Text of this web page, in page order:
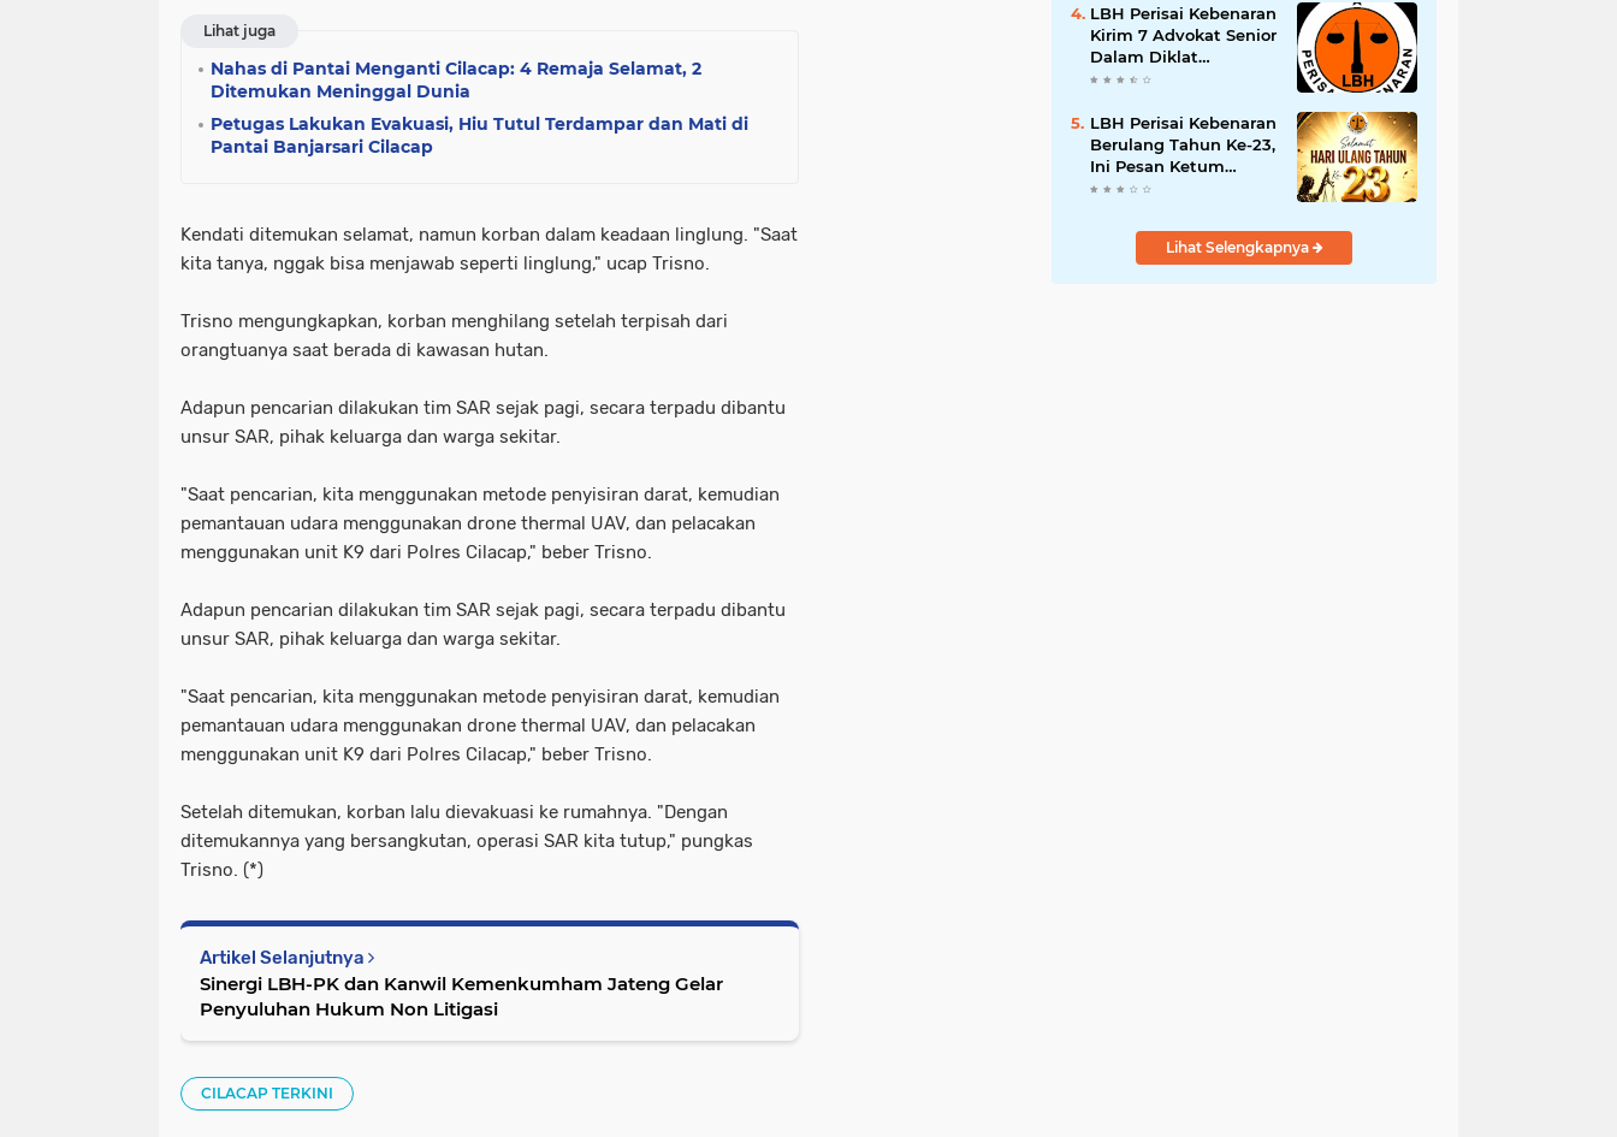
Lihat juga
Nahas di Pantai Menganti Cilacap: 4 Remaja Selamat, 2
Ditemukan Meninggal Dunia
Petugas Lakukan Evakuasi, Hiu Tutul Terdampar dan Mati di
Pantai Banjarsari Cilacap
Kendati ditemukan selamat, namun korban dalam keadaan linglung. "Saat
kita tanya, nggak bisa menjawab seperti linglung," ucap Trisno.
Trisno mengungkapkan, korban menghilang setelah terpisah dari
orangtuanya saat berada di kawasan hutan.
Adapun pencarian dilakukan tim SAR sejak pagi, secara terpadu dibantu
unsur SAR, pihak keluarga dan warga sekitar.
"Saat pencarian, kita menggunakan metode penyisiran darat, kemudian
pemantauan udara menggunakan drone thermal UAV, dan pelacakan
menggunakan unit K9 dari Polres Cilacap," beber Trisno.
Adapun pencarian dilakukan tim SAR sejak pagi, secara terpadu dibantu
unsur SAR, pihak keluarga dan warga sekitar.
"Saat pencarian, kita menggunakan metode penyisiran darat, kemudian
pemantauan udara menggunakan drone thermal UAV, dan pelacakan
menggunakan unit K9 dari Polres Cilacap," beber Trisno.
Setelah ditemukan, korban lalu dievakuasi ke rumahnya. "Dengan
ditemukannya yang bersangkutan, operasi SAR kita tutup," pungkas
Trisno. (*)
Artikel Selanjutnya
Sinergi LBH-PK dan Kanwil Kemenkumham Jateng Gelar
Penyuluhan Hukum Non Litigasi
CILACAP TERKINI
LBH Perisai Kebenaran
Kirim 7 Advokat Senior
Dalam Diklat
Paralegal
Angkatan IX
LBH Perisai Kebenaran
Berulang Tahun Ke-23,
Ini Pesan Ketum
H.Sugeng,SH.,MSI
Lihat Selengkapnya